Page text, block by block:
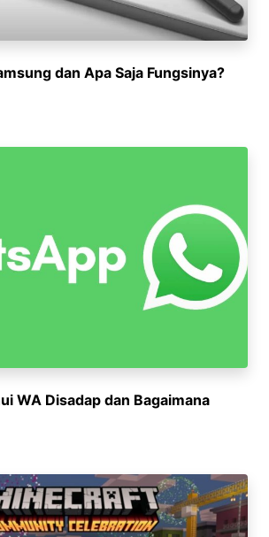
dan Apa Saja Fungsinya?
WA Disadap dan Bagaimana